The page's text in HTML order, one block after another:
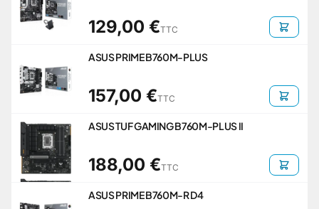
129,00 €TTC
ASUS PRIME B760M-PLUS
157,00 €TTC
ASUS TUF GAMING B760M-PLUS II
188,00 €TTC
ASUS PRIME B760M-R D4